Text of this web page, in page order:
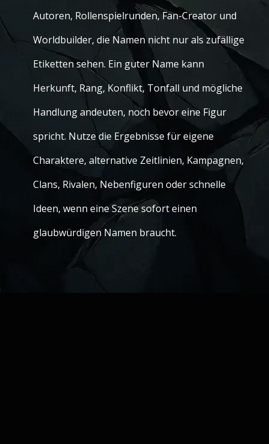
Autoren, Rollenspielrunden, Fan-Creator und
Worldbuilder, die Namen nicht nur als zufällige
Etiketten sehen. Ein guter Name kann
Herkunft, Rang, Konflikt, Tonfall und mögliche
Handlung andeuten, noch bevor eine Figur
spricht. Nutze die Ergebnisse für eigene
Charaktere, alternative Zeitlinien, Kampagnen,
Clans, Rivalen, Nebenfiguren oder schnelle
Ideen, wenn eine Szene sofort einen
glaubwürdigen Namen braucht.